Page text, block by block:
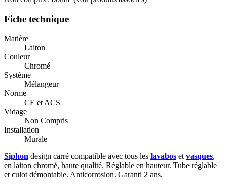
Fiche technique
Matière
Laiton
Couleur
Chromé
Système
Mélangeur
Norme
CE et ACS
Vidage
Non Compris
Installation
Murale
Siphon design carré compatible avec tous les lavabos et vasques,
en laiton chromé, haute qualité. Réglable en hauteur. Tube réglable
et culot démontable. Anticorrosion. Garanti 2 ans.